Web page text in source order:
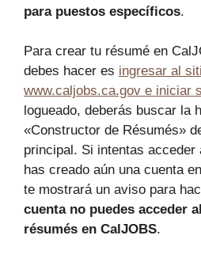
para puestos específicos.
Para crear tu résumé en
debes hacer es ingresar al
www.caljobs.ca.gov e iniciar
logueado, deberás buscar la
«Constructor de Résumés»
principal. Si intentas acceder
has creado aún una cuenta
te mostrará un aviso para
cuenta no puedes acceder
résumés en CalJOBS.